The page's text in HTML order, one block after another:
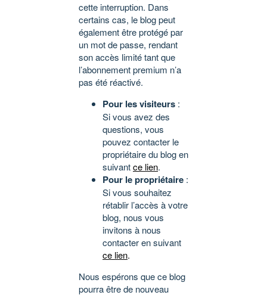
cette interruption. Dans
certains cas, le blog peut
également être protégé par
un mot de passe, rendant
son accès limité tant que
l’abonnement premium n’a
pas été réactivé.
Pour les visiteurs :
Si vous avez des
questions, vous
pouvez contacter le
propriétaire du blog en
suivantce lien.
Pour le propriétaire :
Si vous souhaitez
rétablir l’accès à votre
blog, nous vous
invitons à nous
contacter en suivant
ce lien.
Nous espérons que ce blog
pourra être de nouveau